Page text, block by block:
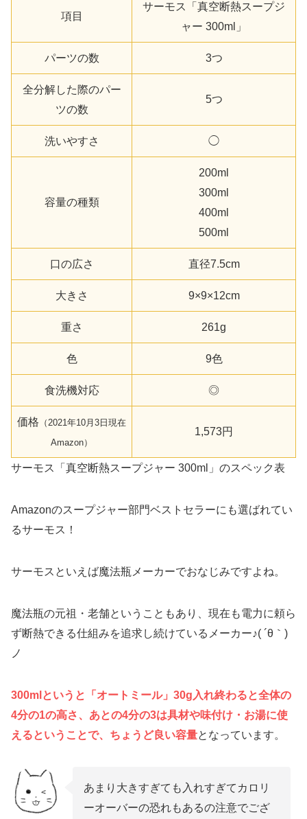
項目
サーモス「真空断熱スープジ
ャー 300ml」
パーツの数 3つ
全分解した際のパー
ツの数
5つ
洗いやすさ ◯
容量の種類
200ml
300ml
400ml
500ml
口の広さ 直径7.5cm
大きさ 9×9×12cm
重さ 261g
色 9色
食洗機対応 ◎
価格 （2021年10月3日現在
Amazon）
1,573円
サーモス「真空断熱スープジャー 300ml」のスペック表
Amazonのスープジャー部門ベストセラーにも選ばれてい
るサーモス！
サーモスといえば魔法瓶メーカーでおなじみですよね。
魔法瓶の元祖・老舗ということもあり、現在も電力に頼ら
ず断熱できる仕組みを追求し続けているメーカー♪( ´θ｀)
ノ
300mlというと「オートミール」30g入れ終わると全体の
4分の1の高さ、あとの4分の3は具材や味付け・お湯に使
えるということで、ちょうど良い容量となっています。
あまり大きすぎても入れすぎてカロリ
ーオーバーの恐れもあるの注意でござ